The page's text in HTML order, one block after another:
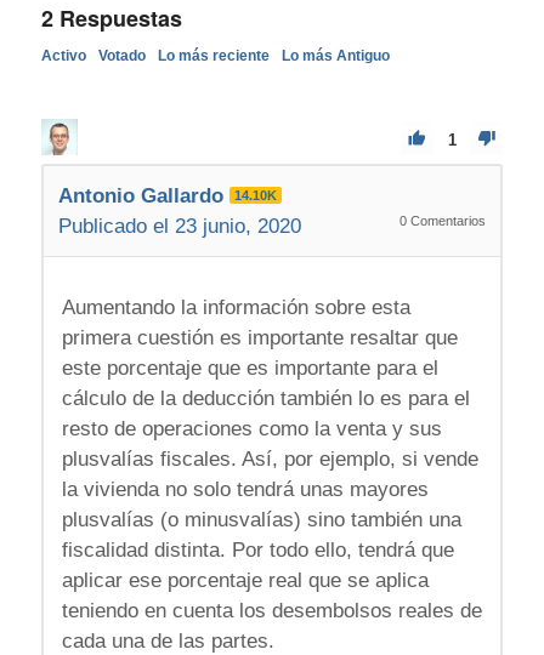
2Respuestas
Activo Votado Lo más reciente Lo más Antiguo
1
Antonio Gallardo 14.10K
Publicado el 23 junio, 2020 0 Comentarios
Aumentando la información sobre esta
primera cuestión es importante resaltar que
este porcentaje que es importante para el
cálculo de la deducción también lo es para el
resto de operaciones como la venta y sus
plusvalías fiscales. Así, por ejemplo, si vende
la vivienda no solo tendrá unas mayores
plusvalías (o minusvalías) sino también una
fiscalidad distinta. Por todo ello, tendrá que
aplicar ese porcentaje real que se aplica
teniendo en cuenta los desembolsos reales de
cada una de las partes.